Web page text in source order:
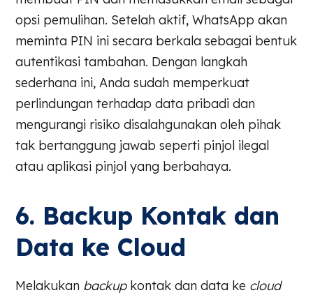
opsi pemulihan. Setelah aktif, WhatsApp akan
meminta PIN ini secara berkala sebagai bentuk
autentikasi tambahan. Dengan langkah
sederhana ini, Anda sudah memperkuat
perlindungan terhadap data pribadi dan
mengurangi risiko disalahgunakan oleh pihak
tak bertanggung jawab seperti pinjol ilegal
atau aplikasi pinjol yang berbahaya.
6. Backup Kontak dan
Data ke Cloud
Melakukan backupkontak dan data ke cloud